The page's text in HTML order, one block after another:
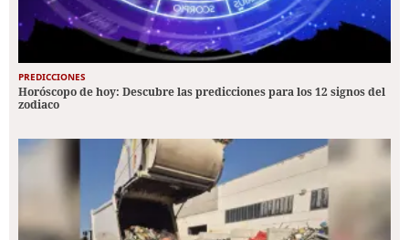
PREDICCIONES
Horóscopo de hoy: Descubre las predicciones para los 12 signos del
zodiaco